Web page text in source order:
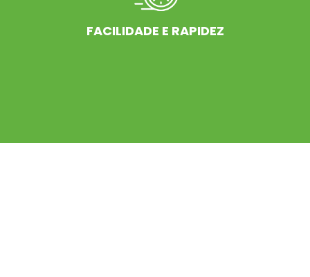
FACILIDADE E RAPIDEZ